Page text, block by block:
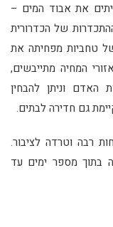
את אבוד המים –
של הכדרורית
טחביות מפחיתה את
כאשר בקיץ אזורי המחיה מתייבשים,
האדם וניתן להבחין
גם חדירה לבתים.
רבה וטרדה לציבור.
בתוך מספר ימים עד